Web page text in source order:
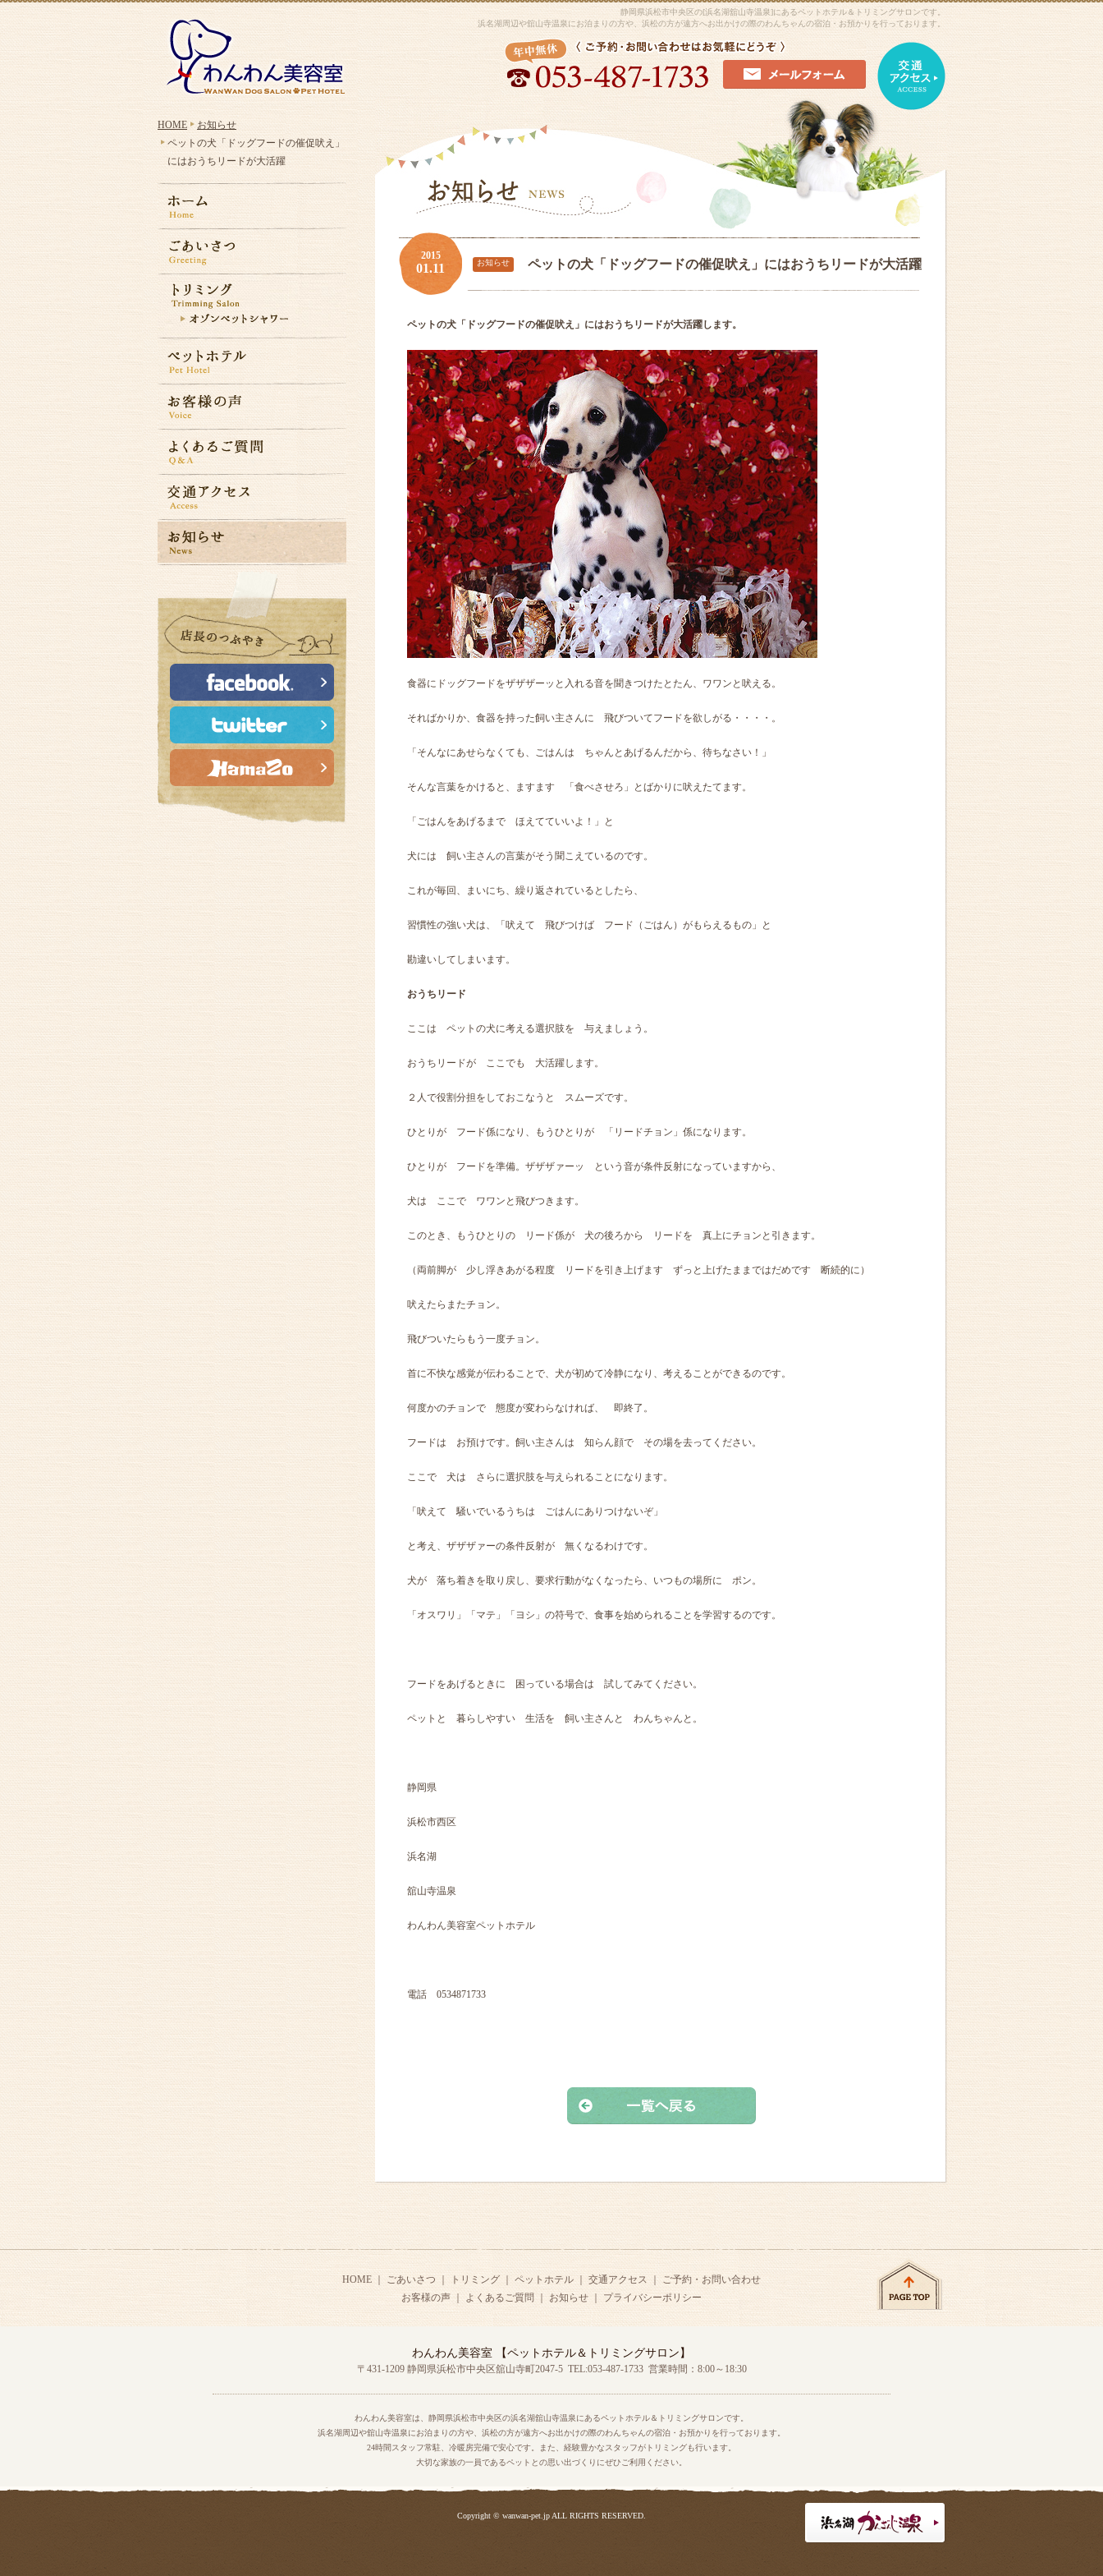
静岡県浜松市中央区の[浜名湖舘山寺温泉]にあるペットホテル＆トリミングサロンです。
浜名湖周辺や舘山寺温泉にお泊まりの方や、浜松の方が遠方へお出かけの際のわんちゃんの宿泊・お預かりを行っております。
ペットの犬「ドッグフードの催促吠え」にはおうちリードが大活躍
2015
01.11 お知らせ
ペットの犬「ドッグフードの催促吠え」にはおうちリードが大活躍します。
食器にドッグフードをザザザーッと入れる音を聞きつけたとたん、ワワンと吠える。
そればかりか、食器を持った飼い主さんに 飛びついてフードを欲しがる・・・・。
「そんなにあせらなくても、ごはんは ちゃんとあげるんだから、待ちなさい！」
そんな言葉をかけると、ますます 「食べさせろ」とばかりに吠えたてます。
「ごはんをあげるまで ほえてていいよ！」と
犬には 飼い主さんの言葉がそう聞こえているのです。
これが毎回、まいにち、繰り返されているとしたら、
習慣性の強い犬は、「吠えて 飛びつけば フード（ごはん）がもらえるもの」と
勘違いしてしまいます。
おうちリード
ここは ペットの犬に考える選択肢を 与えましょう。
おうちリードが ここでも 大活躍します。
２人で役割分担をしておこなうと スムーズです。
ひとりが フード係になり、もうひとりが 「リードチョン」係になります。
ひとりが フードを準備。ザザザァーッ という音が条件反射になっていますから、
犬は ここで ワワンと飛びつきます。
このとき、もうひとりの リード係が 犬の後ろから リードを 真上にチョンと引きます。
（両前脚が 少し浮きあがる程度 リードを引き上げます ずっと上げたままではだめです 断続的に）
吠えたらまたチョン。
飛びついたらもう一度チョン。
首に不快な感覚が伝わることで、犬が初めて冷静になり、考えることができるのです。
何度かのチョンで 態度が変わらなければ、 即終了。
フードは お預けです。飼い主さんは 知らん顔で その場を去ってください。
ここで 犬は さらに選択肢を与えられることになります。
「吠えて 騒いでいるうちは ごはんにありつけないぞ」
と考え、ザザザァーの条件反射が 無くなるわけです。
犬が 落ち着きを取り戻し、要求行動がなくなったら、いつもの場所に ポン。
「オスワリ」「マテ」「ヨシ」の符号で、食事を始められることを学習するのです。
フードをあげるときに 困っている場合は 試してみてください。
ペットと 暮らしやすい 生活を 飼い主さんと わんちゃんと。
静岡県
浜松市西区
浜名湖
舘山寺温泉
わんわん美容室ペットホテル
電話 0534871733
HOME
お知らせ
ペットの犬「ドッグフードの催促吠え」
にはおうちリードが大活躍
HOME ごあいさつ トリミング ｜ ペットホテル 交通アクセス ｜ ご予約・お問い合わせ
お客様の声
よくあるご質問 お知らせ プライバシーポリシー
わんわん美容室 【ペットホテル＆トリミングサロン】
〒431-1209 静岡県浜松市中央区舘山寺町2047-5 TEL:053-487-1733 営業時間：8:00～18:30
わんわん美容室は、静岡県浜松市中央区の浜名湖舘山寺温泉にあるペットホテル＆トリミングサロンです。
浜名湖周辺や舘山寺温泉にお泊まりの方や、浜松の方が遠方へお出かけの際のわんちゃんの宿泊・お預かりを行っております。
24時間スタッフ常駐、冷暖房完備で安心です。また、経験豊かなスタッフがトリミングも行います。
大切な家族の一員であるペットとの思い出づくりにぜひご利用ください。
Copyright © wanwan-pet.jp ALL RIGHTS RESERVED.